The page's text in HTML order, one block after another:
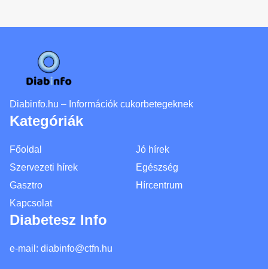
Diabinfo.hu – Információk cukorbetegeknek
Kategóriák
Főoldal
Jó hírek
Szervezeti hírek
Egészség
Gasztro
Hírcentrum
Kapcsolat
Diabetesz Info
e-mail: diabinfo@ctfn.hu